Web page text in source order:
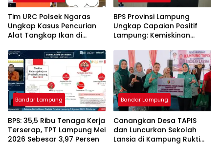
Tim URC Polsek Ngaras
Ungkap Kasus Pencurian
Alat Tangkap Ikan di
Terduga Pelaku
Diamankan.
BPS Provinsi Lampung
Ungkap Capaian Positif
Lampung: Kemiskinan
Ekonomi Terus Tumbuh
Bandar Lampung
BPS: 35,5 Ribu Tenaga Kerja
Terserap, TPT Lampung Mei
2026 Sebesar 3,97 Persen
Bandar Lampung
Canangkan Desa TAPIS
dan Luncurkan Sekolah
Lansia di Kampung Rukti